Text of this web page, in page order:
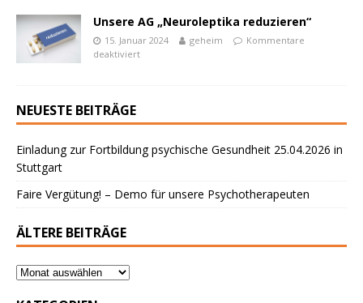
Unsere AG „Neuroleptika reduzieren“
15. Januar 2024 geheim
Kommentare
deaktiviert
NEUESTE BEITRÄGE
Einladung zur Fortbildung psychische Gesundheit 25.04.2026 in
Stuttgart
Faire Vergütung! – Demo für unsere Psychotherapeuten
ÄLTERE BEITRÄGE